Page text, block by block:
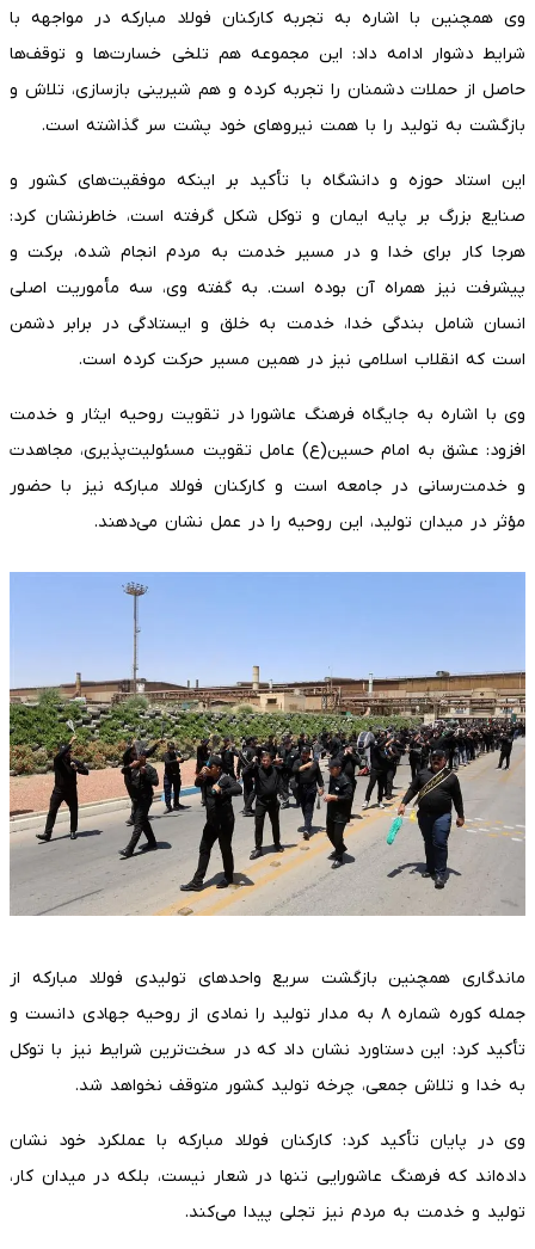
وی همچنین با اشاره به تجربه کارکنان فولاد مبارکه در مواجهه با
شرایط دشوار ادامه داد: این مجموعه هم تلخی خسارت‌ها و توقف‌ها
حاصل از حملات دشمنان را تجربه کرده و هم شیرینی بازسازی، تلاش و
بازگشت به تولید را با همت نیروهای خود پشت سر گذاشته است.
این استاد حوزه و دانشگاه با تأکید بر اینکه موفقیت‌های کشور و
صنایع بزرگ بر پایه ایمان و توکل شکل گرفته است، خاطرنشان کرد:
هرجا کار برای خدا و در مسیر خدمت به مردم انجام شده، برکت و
پیشرفت نیز همراه آن بوده است. به گفته وی، سه مأموریت اصلی
انسان شامل بندگی خدا، خدمت به خلق و ایستادگی در برابر دشمن
است که انقلاب اسلامی نیز در همین مسیر حرکت کرده است.
وی با اشاره به جایگاه فرهنگ عاشورا در تقویت روحیه ایثار و خدمت
افزود: عشق به امام حسین(ع) عامل تقویت مسئولیت‌پذیری، مجاهدت
و خدمت‌رسانی در جامعه است و کارکنان فولاد مبارکه نیز با حضور
مؤثر در میدان تولید، این روحیه را در عمل نشان می‌دهند.
ماندگاری همچنین بازگشت سریع واحدهای تولیدی فولاد مبارکه از
جمله کوره شماره ۸ به مدار تولید را نمادی از روحیه جهادی دانست و
تأکید کرد: این دستاورد نشان داد که در سخت‌ترین شرایط نیز با توکل
به خدا و تلاش جمعی، چرخه تولید کشور متوقف نخواهد شد.
وی در پایان تأکید کرد: کارکنان فولاد مبارکه با عملکرد خود نشان
داده‌اند که فرهنگ عاشورایی تنها در شعار نیست، بلکه در میدان کار،
تولید و خدمت به مردم نیز تجلی پیدا می‌کند.